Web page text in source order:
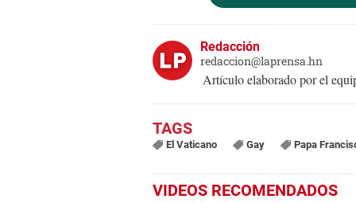
Redacción
redaccion@laprensa.hn
Artículo elaborado por el
El Vaticano Gay Papa
VIDEOS RECOMENDADOS